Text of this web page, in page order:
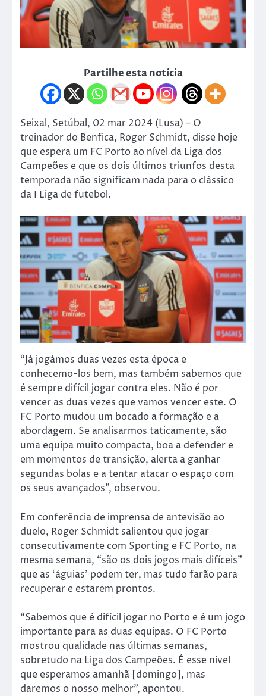
Partilhe esta notícia
Seixal, Setúbal, 02 mar 2024 (Lusa) – O
treinador do Benfica, Roger Schmidt, disse hoje
que espera um FC Porto ao nível da Liga dos
Campeões e que os dois últimos triunfos desta
temporada não significam nada para o clássico
da I Liga de futebol.
“Já jogámos duas vezes esta época e
conhecemo-los bem, mas também sabemos que
é sempre difícil jogar contra eles. Não é por
vencer as duas vezes que vamos vencer este. O
FC Porto mudou um bocado a formação e a
abordagem. Se analisarmos taticamente, são
uma equipa muito compacta, boa a defender e
em momentos de transição, alerta a ganhar
segundas bolas e a tentar atacar o espaço com
os seus avançados”, observou.
Em conferência de imprensa de antevisão ao
duelo, Roger Schmidt salientou que jogar
consecutivamente com Sporting e FC Porto, na
mesma semana, “são os dois jogos mais difíceis”
que as ‘águias’ podem ter, mas tudo farão para
recuperar e estarem prontos.
“Sabemos que é difícil jogar no Porto e é um jogo
importante para as duas equipas. O FC Porto
mostrou qualidade nas últimas semanas,
sobretudo na Liga dos Campeões. É esse nível
que esperamos amanhã [domingo], mas
daremos o nosso melhor”, apontou.